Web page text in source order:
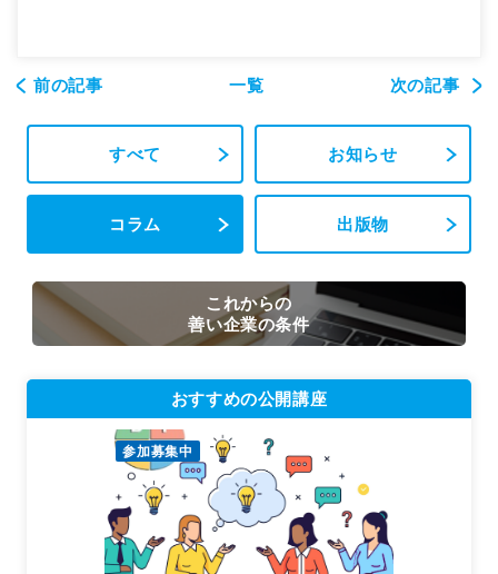
前の記事 一覧 次の記事
すべて お知らせ
コラム 出版物
これからの
善い企業の条件
おすすめの公開講座
参加募集中